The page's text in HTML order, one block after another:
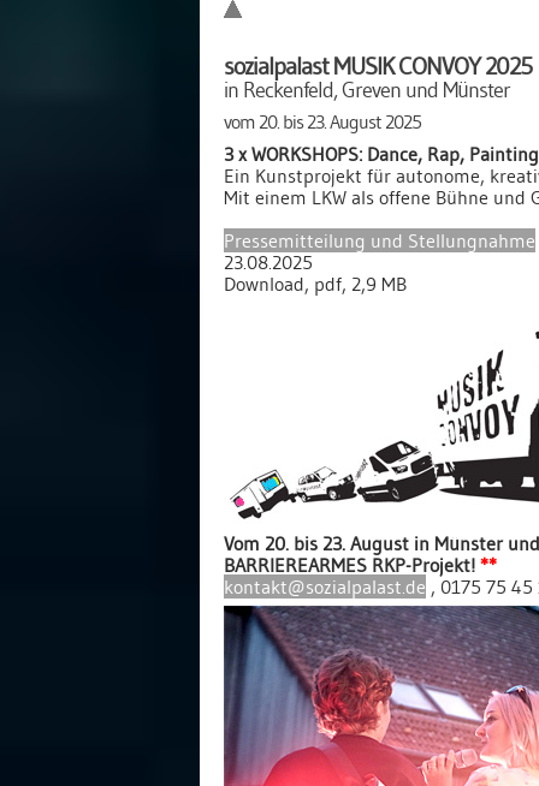
sozialpalast MUSIK CONVOY 2025
in Reckenfeld, Greven und Münster
vom 20. bis 23. August 2025
3 x WORKSHOPS: Dance, Rap,
Ein Kunstprojekt für autonome,
Mit einem LKW als offene Bühne und
Pressemitteilung und Stellungnahme
23.08.2025
Download, pdf, 2,9 MB
Vom 20. bis 23. August in Münster
BARRIEREARMES RKP-Projekt! **
kontakt@sozialpalast.de , 0175 75 45